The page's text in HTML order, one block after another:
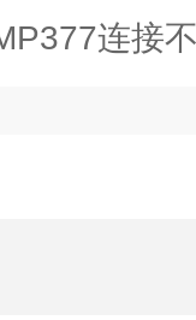
连接